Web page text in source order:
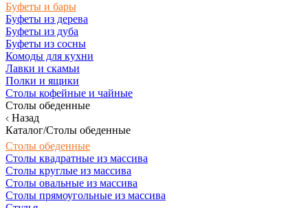
Буфеты и бары
Буфеты из дерева
Буфеты из дуба
Буфеты из сосны
Комоды для кухни
Лавки и скамьи
Полки и ящики
Столы кофейные и чайные
Столы обеденные
Назад
Каталог/Столы обеденные
Столы обеденные
Столы квадратные из массива
Столы круглые из массива
Столы овальные из массива
Столы прямоугольные из массива